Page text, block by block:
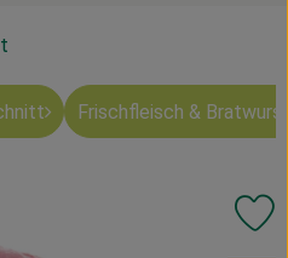
Frischfleisch &